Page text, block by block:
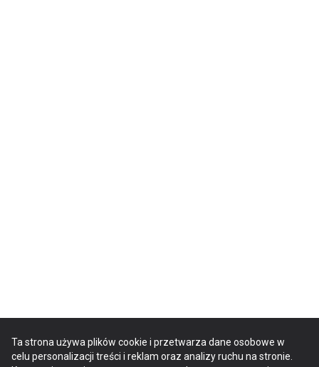
Ta strona używa plików cookie i przetwarza dane osobowe w
celu personalizacji treści i reklam oraz analizy ruchu na stronie.